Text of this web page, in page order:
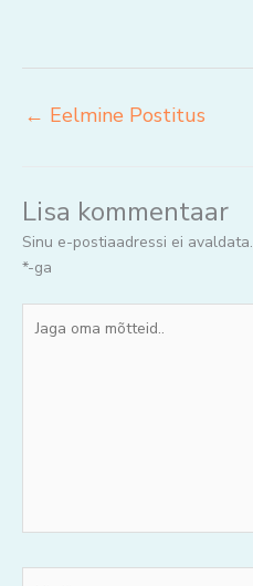
← Eelmine Postitus
Lisa kommentaar
Sinu e-postiaadressi ei avaldata.
*-ga
oma